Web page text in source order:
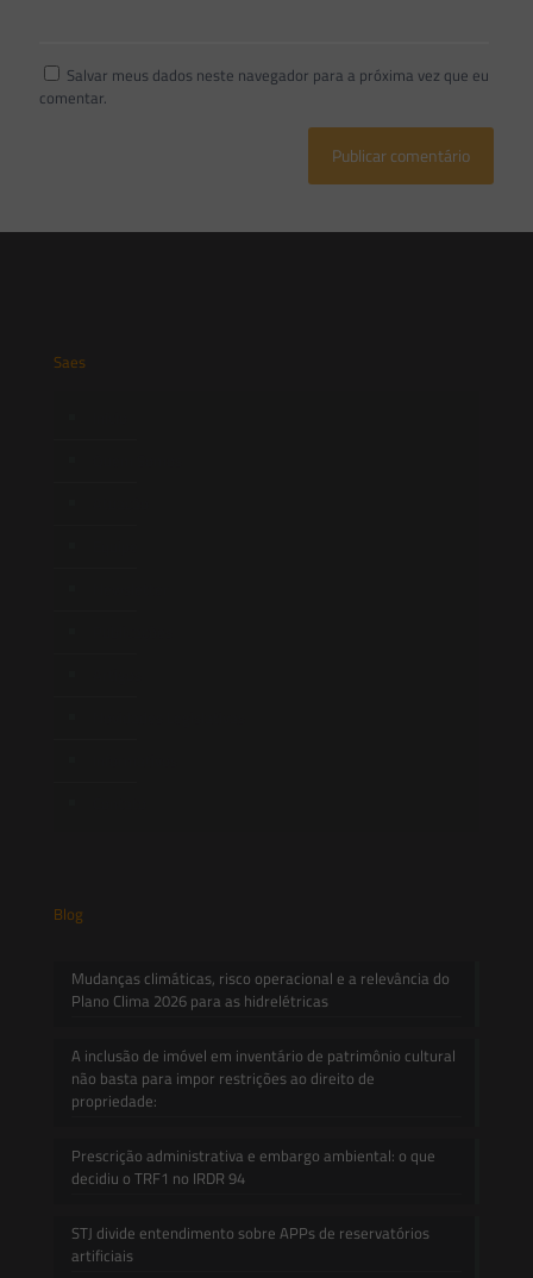
Salvar meus dados neste navegador para a próxima vez que eu
comentar.
Saes
Blog
Mudanças climáticas, risco operacional e a relevância do
Plano Clima 2026 para as hidrelétricas
A inclusão de imóvel em inventário de patrimônio cultural
não basta para impor restrições ao direito de
propriedade:
Prescrição administrativa e embargo ambiental: o que
decidiu o TRF1 no IRDR 94
STJ divide entendimento sobre APPs de reservatórios
artificiais